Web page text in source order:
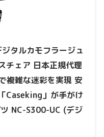
タルカモフラージュ
チェア 日本正規代理
複雑な迷彩を実現 安
Caseking」が手がけ
NC-S300-UC (デジ